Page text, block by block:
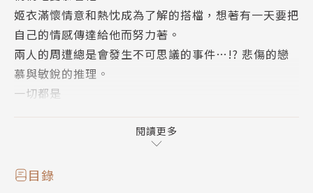
姬衣滿懷情意和熱忱成為了解的搭檔，想著有一天要把
自己的情感傳達給他而努力著。
兩人的周遭總是會發生不可思議的事件…!? 悲傷的戀
慕與敏銳的推理。
一切都是
閱讀更多
目錄